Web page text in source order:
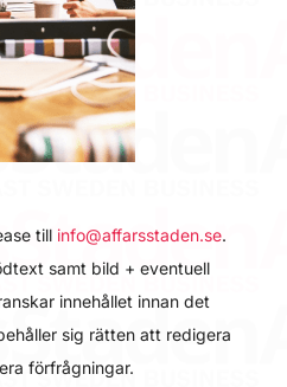
till info@affarsstaden.se.
samt bild + eventuell
innehållet innan det
sig rätten att redigera
förfrågningar.